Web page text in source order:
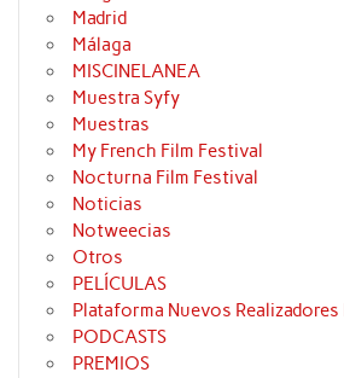
Madrid
Málaga
MISCINELANEA
Muestra Syfy
Muestras
My French Film Festival
Nocturna Film Festival
Noticias
Notweecias
Otros
PELÍCULAS
Plataforma Nuevos Realizadores
PODCASTS
PREMIOS